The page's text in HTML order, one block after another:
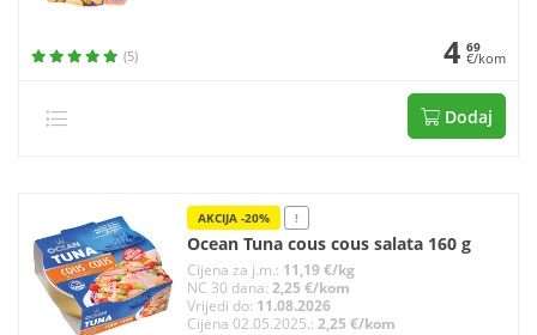
(5) 4 69
€/kom
Dodaj
AKCIJA -20% !
Ocean Tuna cous cous salata 160 g
Cijena za j.m.: 11,19 €/kg
NC 30 dana: 2,25 €/kom
Vrijedi do: 11.08.2026
Cijena 02.05.2025.: 2,25 €/kom